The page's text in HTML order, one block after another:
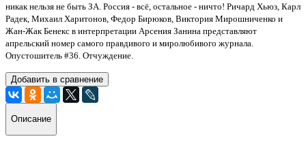
никак нельзя не быть ЗА. Россия - всё, остальное - ничто! Ричард Хьюз, Карл
Радек, Михаил Харитонов, Федор Бирюков, Виктория Мирошниченко и
Жан-Жак Бенекс в интерпретации Арсения Занина представляют
апрельский номер самого правдивого и миролюбивого журнала.
Опустошитель #36. Отчуждение.
Добавить в сравнение
Описание